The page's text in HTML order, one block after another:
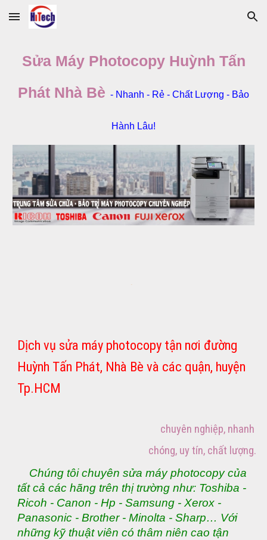
Skip to main content Skip to navigation
Sửa Máy Photocopy Huỳnh Tấn
Phát Nhà Bè - Nhanh - Rẻ - Chất Lượng - Bảo
Hành Lâu!
Dịch vụ sửa máy photocopy tận nơi đường
Huỳnh Tấn Phát, Nhà Bè và các quận, huyện
Tp.HCM
chuyên nghiệp, nhanh
chóng, uy tín, chất lượng.
Chúng tôi chuyên sửa máy photocopy của
tất cả các hãng trên thị trường như: Toshiba -
Ricoh - Canon - Hp - Samsung - Xerox -
Panasonic - Brother - Minolta - Sharp… Với
những kỹ thuật viên có thâm niên cao tận